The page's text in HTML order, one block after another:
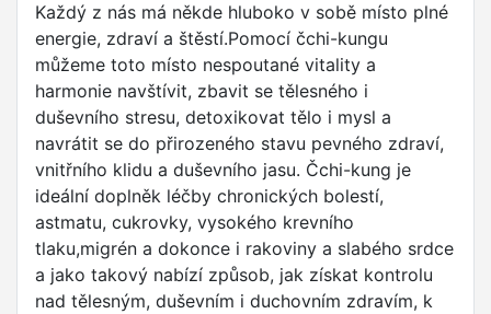
Každý z nás má někde hluboko v sobě místo plné
energie, zdraví a štěstí.Pomocí čchi-kungu
můžeme toto místo nespoutané vitality a
harmonie navštívit, zbavit se tělesného i
duševního stresu, detoxikovat tělo i mysl a
navrátit se do přirozeného stavu pevného zdraví,
vnitřního klidu a duševního jasu. Čchi-kung je
ideální doplněk léčby chronických bolestí,
astmatu, cukrovky, vysokého krevního
tlaku,migrén a dokonce i rakoviny a slabého srdce
a jako takový nabízí způsob, jak získat kontrolu
nad tělesným, duševním i duchovním zdravím, k